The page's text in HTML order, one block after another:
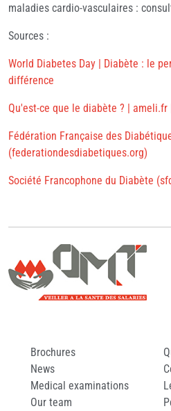
maladies cardio-vasculaires :
Sources :
World Diabetes Day | Diabète : le
différence
Qu'est-ce que le diabète ? | ameli.fr
Fédération Française des
(federationdesdiabetiques.org)
Société Francophone du Diabète
Brochures
News
Medical examinations
Our team